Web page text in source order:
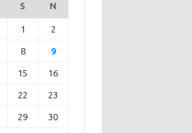
S N
1 2
8 9
15 16
22 23
29 30